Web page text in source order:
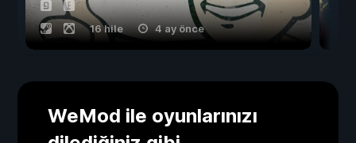
16 hile 4 ay önce
WeMod ile oyunlarınızı